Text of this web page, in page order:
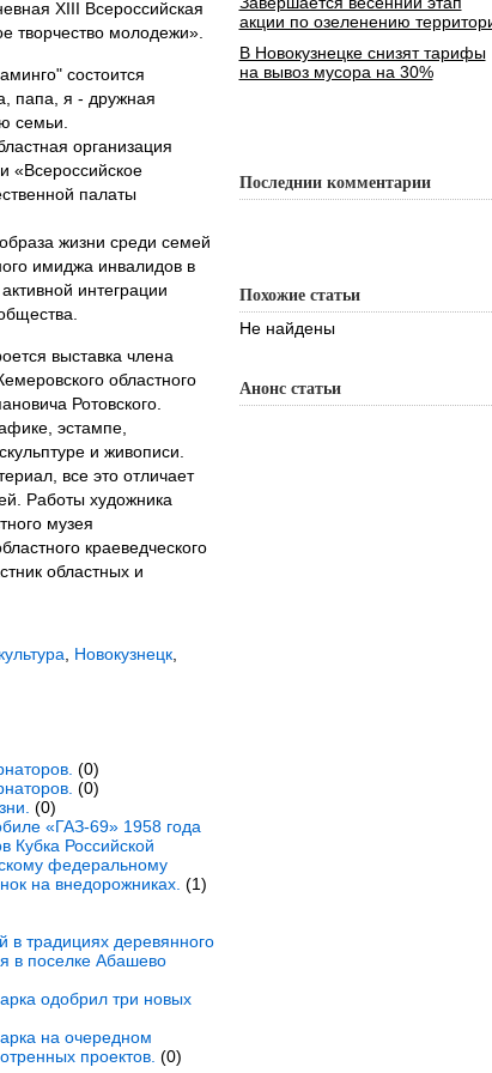
XIII Всероссийская
творчество молодежи».
состоится
папа, я - дружная
семьи.
организация
«Всероссийское
палаты
жизни среди семей
имиджа инвалидов в
интеграции
выставка члена
областного
Ротовского.
эстампе,
и живописи.
все это отличает
Работы художника
музея
краеведческого
областных и
культура Новокузнецк,
(0)
(0)
(0)
«ГАЗ-69» 1958 года
Кубка Российской
федеральному
на внедорожниках. (1)
традициях деревянного
в поселке Абашево
одобрил три новых
на очередном
проектов. (0)
акции по озеленению
В Новокузнецке снизят тарифы
на вывоз мусора на 30%
Последнии комментарии
Похожие статьи
Не найдены
Анонс статьи